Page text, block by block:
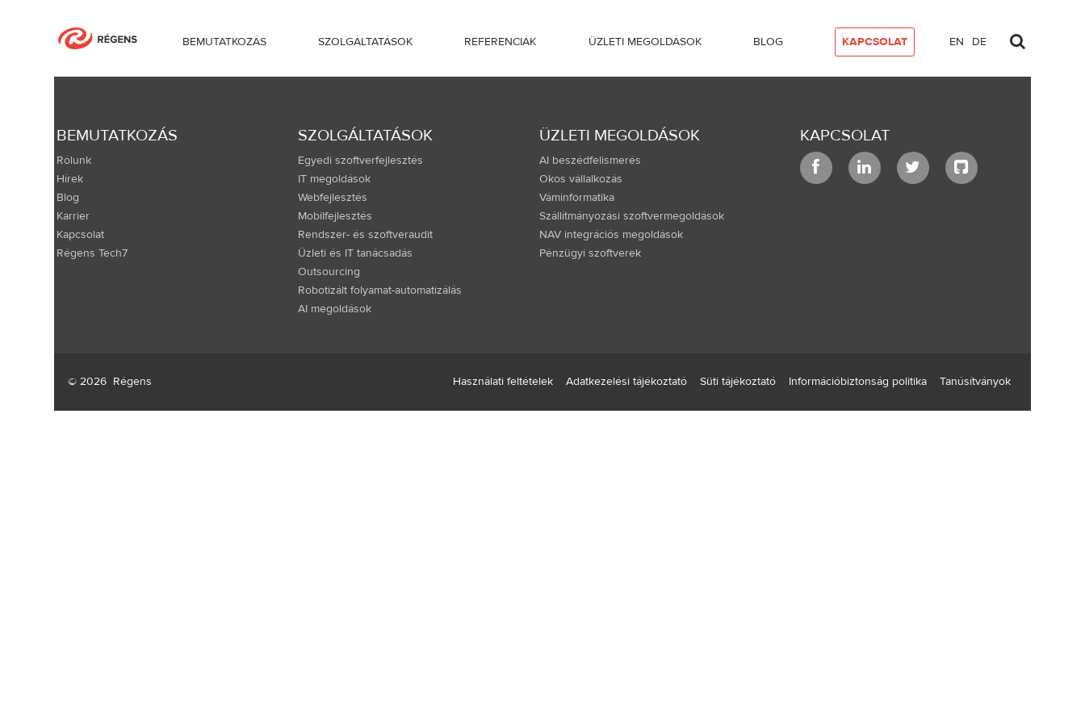
BEMUTATKOZÁS SZOLGÁLTATÁSOK REFERENCIÁK ÜZLETI MEGOLDÁSOK BLOG KAPCSOLAT EN DE
BEMUTATKOZÁS
Rólunk
Hírek
Blog
Karrier
Kapcsolat
Régens Tech7
SZOLGÁLTATÁSOK
Egyedi szoftverfejlesztés
IT megoldások
Webfejlesztés
Mobilfejlesztés
Rendszer- és szoftveraudit
Üzleti és IT tanácsadás
Outsourcing
Robotizált folyamat-automatizálás
AI megoldások
ÜZLETI MEGOLDÁSOK
AI beszédfelismerés
Okos vállalkozás
Váminformatika
Szállítmányozási szoftvermegoldások
NAV integrációs megoldások
Pénzügyi szoftverek
KAPCSOLAT
© 2026 Régens Használati feltételek Adatkezelési tájékoztató Süti tájékoztató Információbiztonság politika Tanúsítványok